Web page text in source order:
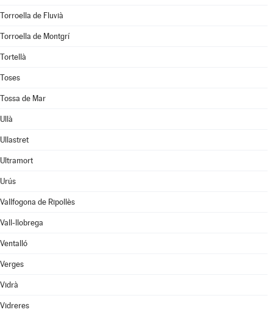
Torroella de Fluvià
Torroella de Montgrí
Tortellà
Toses
Tossa de Mar
Ullà
Ullastret
Ultramort
Urús
Vallfogona de Ripollès
Vall-llobrega
Ventalló
Verges
Vidrà
Vidreres